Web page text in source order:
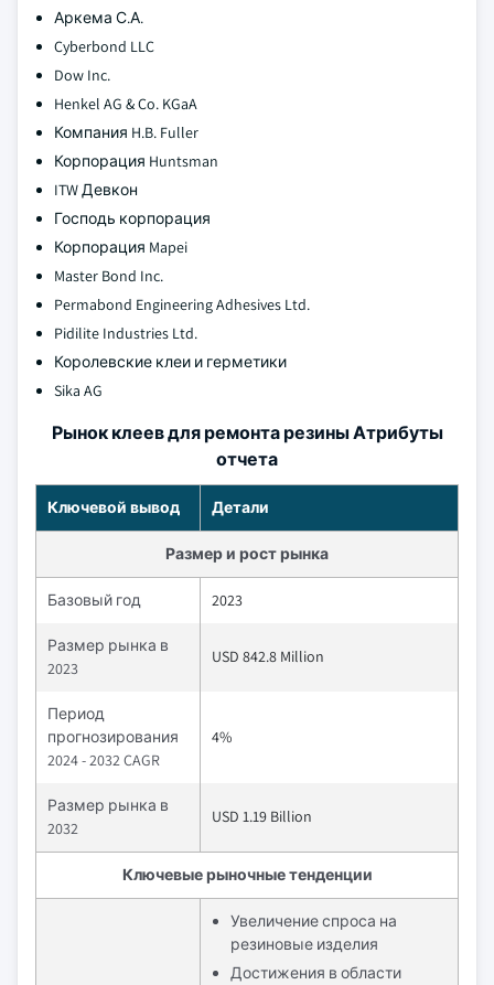
Аркема С.А.
Cyberbond LLC
Dow Inc.
Henkel AG & Co. KGaA
Компания H.B. Fuller
Корпорация Huntsman
ITW Девкон
Господь корпорация
Корпорация Mapei
Master Bond Inc.
Permabond Engineering Adhesives Ltd.
Pidilite Industries Ltd.
Королевские клеи и герметики
Sika AG
Рынок клеев для ремонта резины Атрибуты
отчета
Ключевой вывод Детали
Размер и рост рынка
Базовый год 2023
Размер рынка в
2023
USD 842.8 Million
Период
прогнозирования
2024 - 2032 CAGR
4%
Размер рынка в
2032
USD 1.19 Billion
Ключевые рыночные тенденции
Увеличение спроса на
резиновые изделия
Достижения в области